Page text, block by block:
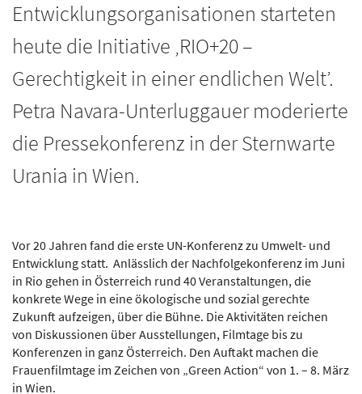
Entwicklungsorganisationen starteten
heute die Initiative ‚RIO+20 –
Gerechtigkeit in einer endlichen Welt’.
Petra Navara-Unterluggauer moderierte
die Pressekonferenz in der Sternwarte
Urania in Wien.
Vor 20 Jahren fand die erste UN-Konferenz zu Umwelt- und
Entwicklung statt. Anlässlich der Nachfolgekonferenz im Juni
in Rio gehen in Österreich rund 40 Veranstaltungen, die
konkrete Wege in eine ökologische und sozial gerechte
Zukunft aufzeigen, über die Bühne. Die Aktivitäten reichen
von Diskussionen über Ausstellungen, Filmtage bis zu
Konferenzen in ganz Österreich. Den Auftakt machen die
Frauenfilmtage im Zeichen von „Green Action“ von 1. – 8. März
in Wien.